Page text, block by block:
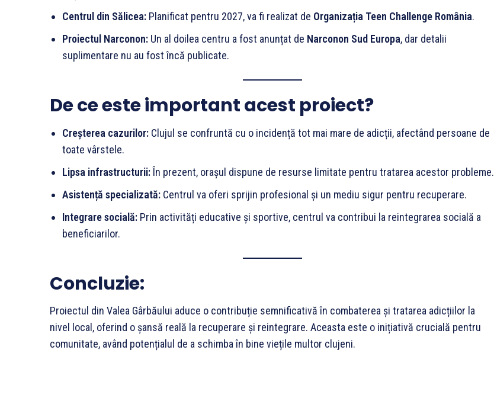
Centrul din Sălicea: Planificat pentru 2027, va fi realizat de Organizația Teen Challenge România.
Proiectul Narconon: Un al doilea centru a fost anunțat de Narconon Sud Europa, dar detalii
suplimentare nu au fost încă publicate.
De ce este important acest proiect?
Creșterea cazurilor: Clujul se confruntă cu o incidență tot mai mare de adicții, afectând persoane de
toate vârstele.
Lipsa infrastructurii:În prezent, orașul dispune de resurse limitate pentru tratarea acestor probleme.
Asistență specializată: Centrul va oferi sprijin profesional și un mediu sigur pentru recuperare.
Integrare socială: Prin activități educative și sportive, centrul va contribui la reintegrarea socială a
beneficiarilor.
Concluzie:
Proiectul din Valea Gârbăului aduce o contribuție semnificativă în combaterea și tratarea adicțiilor la
nivel local, oferind o șansă reală la recuperare și reintegrare. Aceasta este o inițiativă crucială pentru
comunitate, având potențialul de a schimba în bine viețile multor clujeni.